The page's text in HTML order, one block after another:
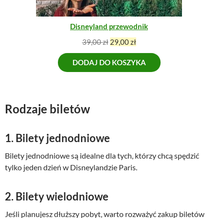
s
i
ł
a
8
9
ł
i
:
6
8
0
0
J
I
Disneyland przewodnik
39,00zł P
i
e
r
c
n
a
o
29,00złA
k
t
u
a
w
s
DODAJ DO KOSZYKA
Rodzaje biletów
1. Bilety jednodniowe
Bilety jednodniowe są idealne dla tych, którzy chcą spędzić
tylko jeden dzień w Disneylandzie Paris.
2. Bilety wielodniowe
Jeśli planujesz dłuższy pobyt, warto rozważyć zakup biletów